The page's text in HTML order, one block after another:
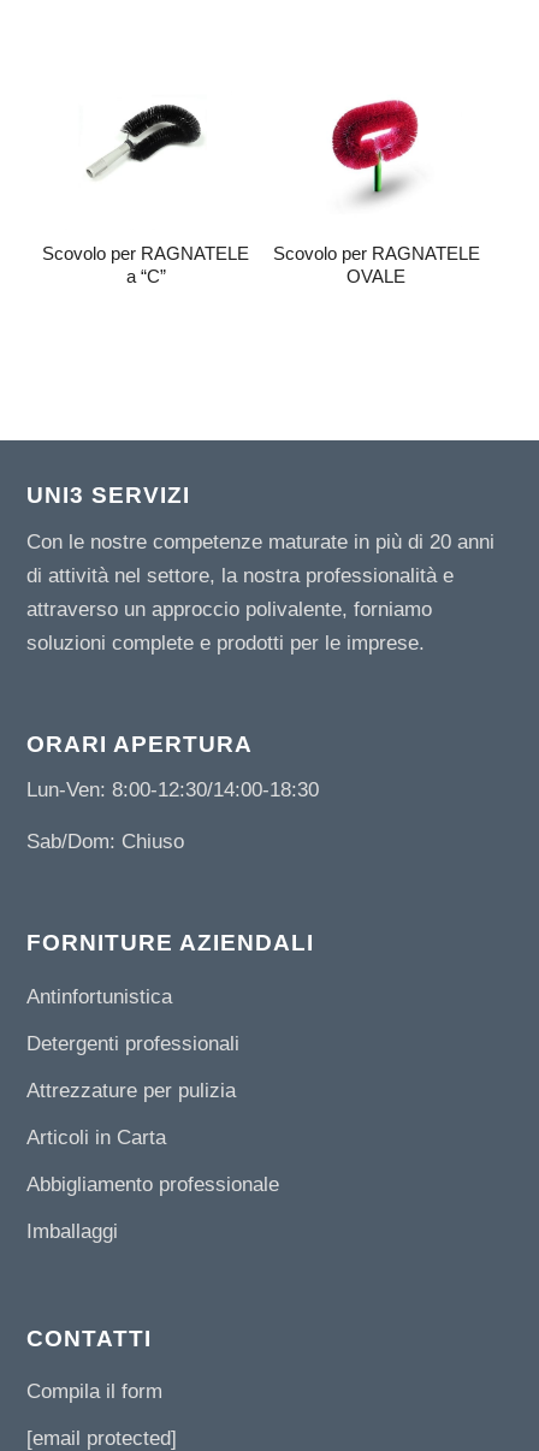
Scovolo per RAGNATELE
a “C”
Scovolo per RAGNATELE
OVALE
UNI3 SERVIZI
Con le nostre competenze maturate in più di 20 anni
di attività nel settore, la nostra professionalità e
attraverso un approccio polivalente, forniamo
soluzioni complete e prodotti per le imprese.
ORARI APERTURA
Lun-Ven: 8:00-12:30/14:00-18:30
Sab/Dom: Chiuso
FORNITURE AZIENDALI
Antinfortunistica
Detergenti professionali
Attrezzature per pulizia
Articoli in Carta
Abbigliamento professionale
Imballaggi
CONTATTI
Compila il form
[email protected]